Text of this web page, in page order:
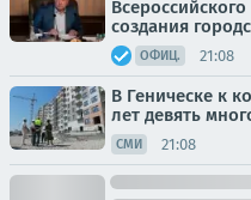
создания
ОФИЦ. 21:08
В Геническе к
лет девять
СМИ 21:08